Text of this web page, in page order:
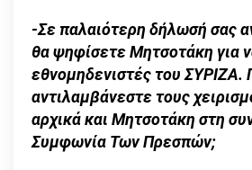
-Σε παλαιότερη δήλωσή σας
θα ψηφίσετε Μητσοτάκη για
εθνομηδενιστές του ΣΥΡΙΖΑ.
αντιλαμβάνεστε τους
αρχικά και Μητσοτάκη στη
Συμφωνία Των Πρεσπών;